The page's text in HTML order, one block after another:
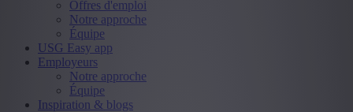
Offres d'emploi
Notre approche
Équipe
USG Easy app
Employeurs
Notre approche
Équipe
Inspiration & blogs